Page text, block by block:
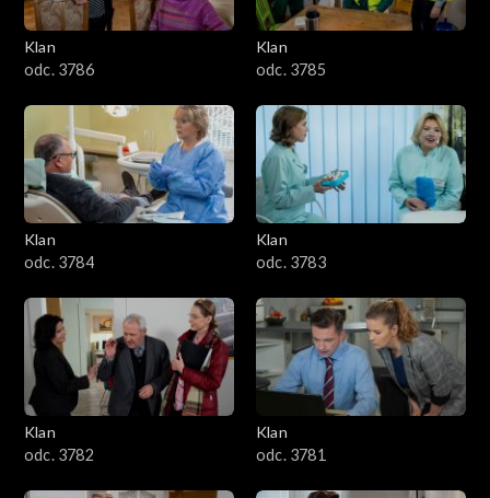
2001–2100
1901–2000
1801–1900
1701–1800
1601–1700
1501–1600
1401–1500
1301–1400
1201–1300
Klan
odc. 3786
Klan
odc. 3785
Klan
odc. 3784
Klan
odc. 3783
Klan
odc. 3782
Klan
odc. 3781